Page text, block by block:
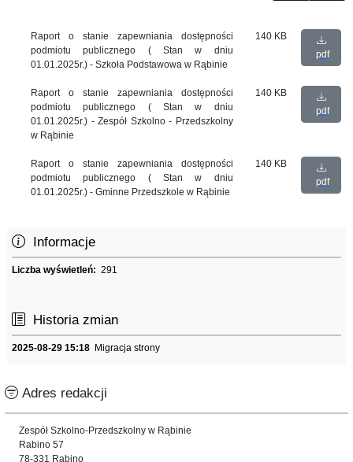
Raport o stanie zapewniania dostępności
podmiotu publicznego ( Stan w dniu
01.01.2025r.) - Szkoła Podstawowa w Rąbinie
140 KB
pdf
Raport o stanie zapewniania dostępności
podmiotu publicznego ( Stan w dniu
01.01.2025r.) - Zespół Szkolno - Przedszkolny
w Rąbinie
140 KB
pdf
Raport o stanie zapewniania dostępności
podmiotu publicznego ( Stan w dniu
01.01.2025r.) - Gminne Przedszkole w Rąbinie
140 KB
pdf
Informacje
Liczba wyświetleń: 291
Historia zmian
2025-08-29 15:18 Migracja strony
Adres redakcji
Zespół Szkolno-Przedszkolny w Rąbinie
Rabino 57
78-331 Rąbino